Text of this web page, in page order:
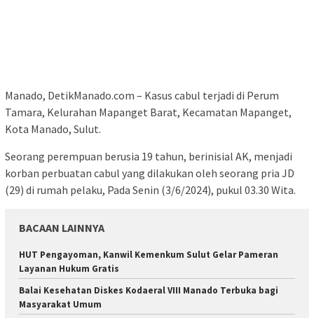
Manado, DetikManado.com – Kasus cabul terjadi di Perum
Tamara, Kelurahan Mapanget Barat, Kecamatan Mapanget,
Kota Manado, Sulut.
Seorang perempuan berusia 19 tahun, berinisial AK, menjadi
korban perbuatan cabul yang dilakukan oleh seorang pria JD
(29) di rumah pelaku, Pada Senin (3/6/2024), pukul 03.30 Wita.
BACAAN LAINNYA
HUT Pengayoman, Kanwil Kemenkum Sulut Gelar Pameran
Layanan Hukum Gratis
Balai Kesehatan Diskes Kodaeral VIII Manado Terbuka bagi
Masyarakat Umum